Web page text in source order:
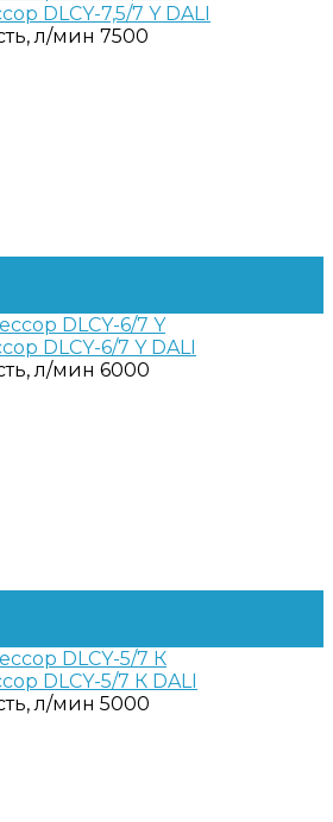
DLCY-7,5/7 Y DALI
л/мин 7500
DLCY-6/7 Y DALI
л/мин 6000
DLCY-5/7 К DALI
л/мин 5000